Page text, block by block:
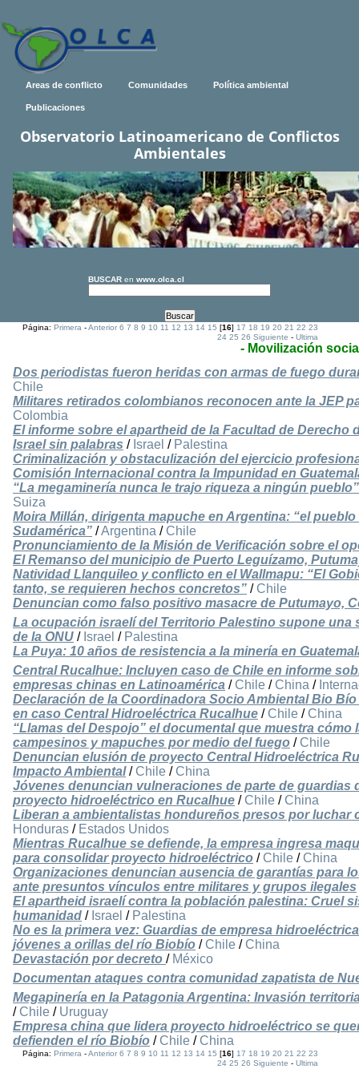
Areas de conflicto Comunidades Política ambiental
Publicaciones
Observatorio Latinoamericano de Conflictos
Ambientales
BUSCAR en www.olca.cl
Página:Primera -Anterior 6 7 8 9 10 11 12 13 14 15 [16]17 18 19 20 21 22 23
24 25 26 Siguiente -Ultima
- Movilización
Dos periodistas fueron heridas con armas de fuego
Chile
Militares retirados colombianos reconocen ante la JEP
Colombia
El informe sobre el apartheid de la Facultad de Derecho
Israel sin palabras / Israel / Palestina
Criminalización y obstaculización del ejercicio
Comisión Internacional contra la Impunidad en
“La megaminería nunca le trajo riqueza a ningún pueblo”
Suiza
Moira Millán, dirigenta mapuche en Argentina: “el
Sudamérica” /Argentina / Chile
Pronunciamiento de la Misión de Verificación sobre el
El Remanso del municipio de Puerto Leguízamo,
Natividad Llanquileo y conflicto en el Wallmapu: “El
tanto, se requieren hechos concretos” / Chile
Denuncian como falso positivo masacre de Putumayo,
La ocupación israelí del Territorio Palestino supone una
de la ONU / Israel / Palestina
La Puya: 10 años de resistencia a la minería en
Central Rucalhue: Incluyen caso de Chile en informe
empresas chinas en Latinoamérica / Chile / China /
Declaración de la Coordinadora Socio Ambiental Bio
en caso Central Hidroeléctrica Rucalhue / Chile / China
“Llamas del Despojo” el documental que muestra cómo
campesinos y mapuches por medio del fuego / Chile
Denuncian elusión de proyecto Central Hidroeléctrica
Impacto Ambiental/ Chile / China
Jóvenes denuncian vulneraciones de parte de guardias
proyecto hidroeléctrico en Rucalhue / Chile / China
Liberan a ambientalistas hondureños presos por luchar
Honduras / Estados Unidos
Mientras Rucalhue se defiende, la empresa ingresa
para consolidar proyecto hidroeléctrico / Chile / China
Organizaciones denuncian ausencia de garantías para
ante presuntos vínculos entre militares y grupos ilegales
El apartheid israelí contra la población palestina: Cruel
humanidad / Israel / Palestina
No es la primera vez: Guardias de empresa
jóvenes a orillas del río Biobío / Chile / China
Devastación por decreto / México
Documentan ataques contra comunidad zapatista de
Megapinería en la Patagonia Argentina: Invasión
/ Chile / Uruguay
Empresa china que lidera proyecto hidroeléctrico se
defienden el río Biobío / Chile / China
Página:Primera -Anterior 6 7 8 9 10 11 12 13 14 15 [16]17 18 19 20 21 22 23
24 25 26 Siguiente -Ultima